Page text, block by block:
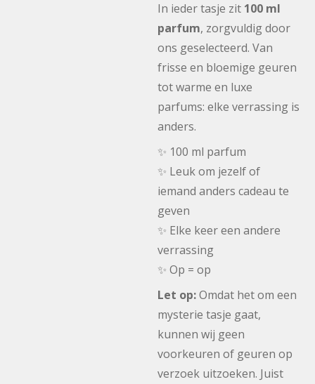
In ieder tasje zit 100 ml
parfum, zorgvuldig door
ons geselecteerd. Van
frisse en bloemige geuren
tot warme en luxe
parfums: elke verrassing is
anders.
✨ 100 ml parfum
✨ Leuk om jezelf of
iemand anders cadeau te
geven
✨ Elke keer een andere
verrassing
✨ Op = op
Let op:Omdat het om een
mysterie tasje gaat,
kunnen wij geen
voorkeuren of geuren op
verzoek uitzoeken. Juist